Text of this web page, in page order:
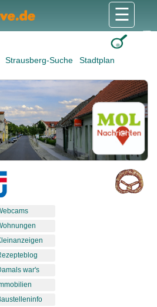
Strausberg-Suche Stadtplan
☰
war's